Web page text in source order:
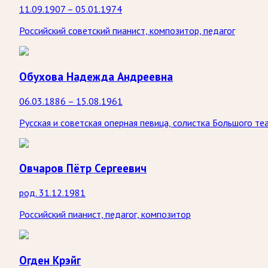
11.09.1907 – 05.01.1974
Российский советский пианист, композитор, педагог
Обухова Надежда Андреевна
06.03.1886 – 15.08.1961
Русская и советская оперная певица, солистка Большого
Овчаров Пётр Сергеевич
род. 31.12.1981
Российский пианист, педагог, композитор
Огден Крэйг